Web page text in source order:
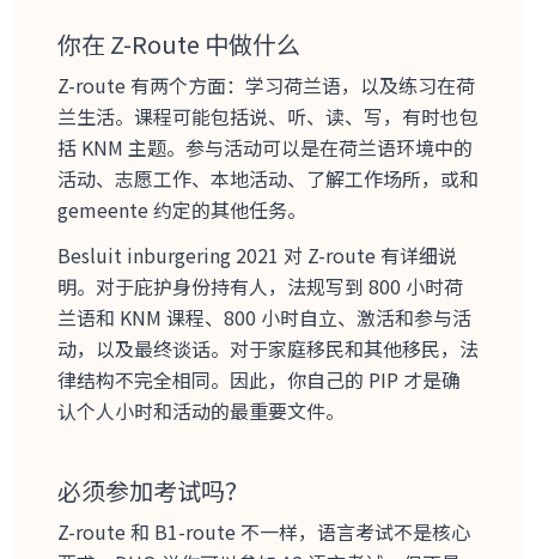
你在 Z-Route 中做什么
Z-route 有两个方面：学习荷兰语，以及练习在荷
兰生活。课程可能包括说、听、读、写，有时也包
括 KNM 主题。参与活动可以是在荷兰语环境中的
活动、志愿工作、本地活动、了解工作场所，或和
gemeente 约定的其他任务。
Besluit inburgering 2021 对 Z-route 有详细说
明。对于庇护身份持有人，法规写到 800 小时荷
兰语和 KNM 课程、800 小时自立、激活和参与活
动，以及最终谈话。对于家庭移民和其他移民，法
律结构不完全相同。因此，你自己的 PIP 才是确
认个人小时和活动的最重要文件。
必须参加考试吗？
Z-route 和 B1-route 不一样，语言考试不是核心